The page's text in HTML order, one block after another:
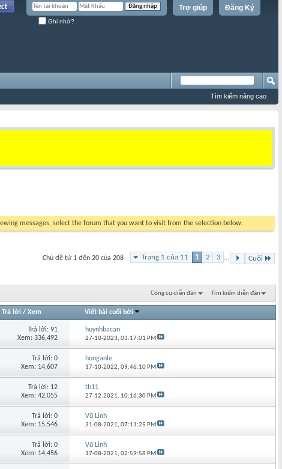
Đăng Ký
Trợ giúp
Ghi nhớ?
Tìm kiếm nâng cao
messages, select the forum that you want to visit from the selection below.
Trang 1 của 11 1 2 3 ... Cuối
Chủ đề từ 1 đến 20 của 208
Công cụ diễn đàn Tìm kiếm diễn đàn
Trả lời/ Xem Viết bài cuối bởi
Trả lời: 91
Xem: 336,492
huynhbacan
27-10-2023,03:17:01 PM
Trả lời: 0
Xem: 14,607
honganle
17-10-2022,09:46:10 PM
Trả lời: 12
Xem: 42,055
th11
27-12-2021, 10:16:30 PM
Trả lời: 0
Xem: 15,546
Vũ Linh
31-08-2021,07:11:25 PM
Trả lời: 0
Xem: 14,456
Vũ Linh
17-08-2021,02:59:58 PM